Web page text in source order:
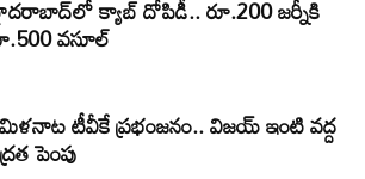
క్యాబ్‌ దోపిడీ.. రూ.200 జర్నీకి
వసూల్
టీవీకే ప్రభంజనం.. విజయ్ ఇంటి వద్ద
పెంపు